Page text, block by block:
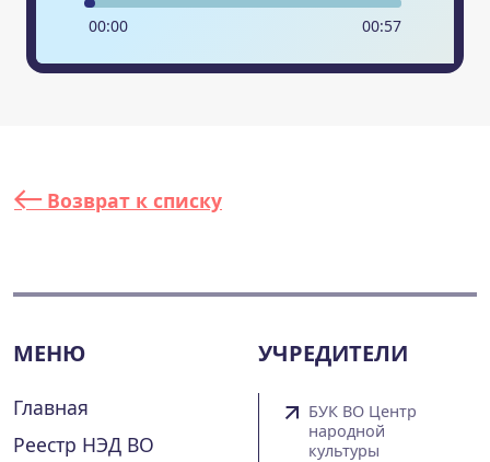
00:00 00:57
Возврат к списку
МЕНЮ
Главная
Реестр НЭД ВО
УЧРЕДИТЕЛИ
БУК ВО Центр
народной
культуры